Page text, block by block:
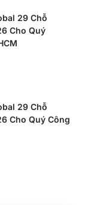
29 Chỗ
Cho Quý
29 Chỗ
Cho Quý Công